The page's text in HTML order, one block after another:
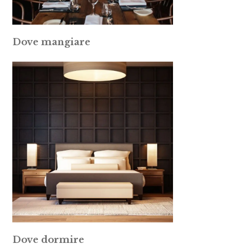
Dove mangiare
Dove dormire